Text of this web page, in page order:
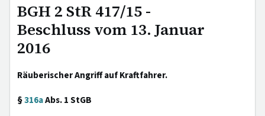
BGH 2 StR 417/15 -
Beschluss vom 13. Januar
2016
Räuberischer Angriff auf Kraftfahrer.
§316aAbs. 1 StGB